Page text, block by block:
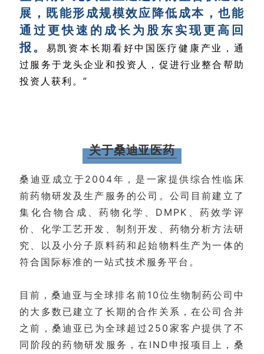
展，既能形成规模效应降低成本，也能
通过更快速的成长为股东实现更高回
报。
易凯资本长期看好中国医疗健康产业，通
过服务于龙头企业和投资人，促进行业整合帮助
投资人获利。”
关于桑迪亚医药
桑迪亚成立于2004年，是一家提供综合性临床
前药物研发及生产服务的公司。公司目前建立了
集化合物合成、药物化学、DMPK、药效学评
价、化学工艺开发、制剂开发、药物分析方法研
究、以及小分子原料药和起始物料生产为一体的
符合国际标准的一站式技术服务平台。
目前，桑迪亚与全球排名前10位生物制药公司中
的大多数已建立了长期的合作关系，在公司合并
之前，桑迪亚已为全球超过250家客户提供了不
同阶段的药物研发服务，在IND申报项目上，桑